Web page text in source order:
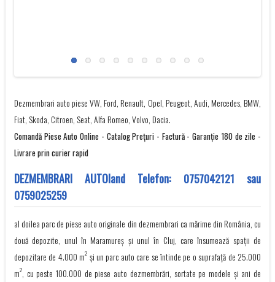
Dezmembrari auto piese VW, Ford, Renault, Opel, Peugeot, Audi, Mercedes, BMW,
Fiat, Skoda, Citroen, Seat, Alfa Romeo, Volvo, Dacia.
Comandă Piese Auto Online - Catalog Preţuri - Factură - Garanţie 180 de zile -
Livrare prin curier rapid
DEZMEMBRARI AUTOland Telefon: 0757042121 sau
0759025259
al doilea parc de piese auto originale din dezmembrari ca mărime din România, cu
două depozite, unul în Maramureș și unul în Cluj, care însumează spații de
depozitare de 4.000 m2 și un parc auto care se întinde pe o suprafață de 25.000
m2, cu peste 100.000 de piese auto dezmembrări, sortate pe modele și ani de